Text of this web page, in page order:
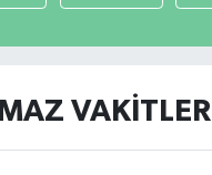
VAKITLERI